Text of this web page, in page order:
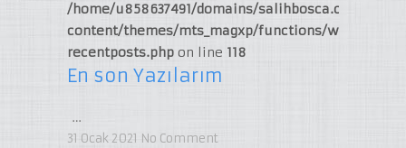
/home/u858637491/domains/salihbosca.com/
content/themes/mts_magxp/functions/widget-
recentposts.phpon line 118
En son Yazılarım
…
31 Ocak 2021 No Comment